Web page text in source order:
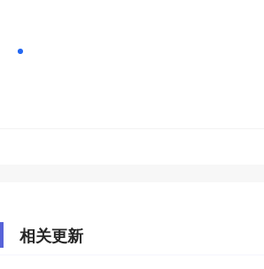
相关更新